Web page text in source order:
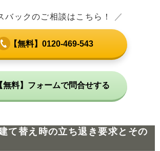
バックのご相談はこちら！ ／
【無料】0120-469-543
無料】フォームで問合せする
て替え時の立ち退き要求とその